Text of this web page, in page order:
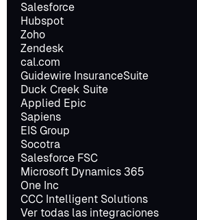
Salesforce
Hubspot
Zoho
Zendesk
cal.com
Guidewire InsuranceSuite
Duck Creek Suite
Applied Epic
Sapiens
EIS Group
Socotra
Salesforce FSC
Microsoft Dynamics 365
One Inc
CCC Intelligent Solutions
Ver todas las integraciones